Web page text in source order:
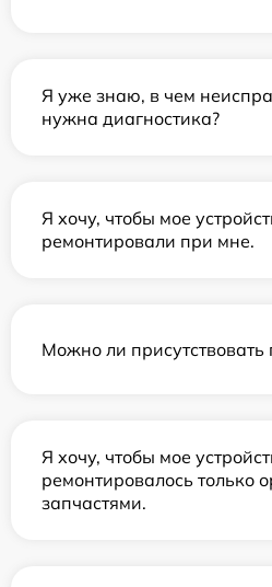
Я уже знаю, в чем
нужна диагностика?
Я хочу, чтобы мое
ремонтировали при мне.
Можно ли присутствовать
Я хочу, чтобы мое
ремонтировалось только
запчастями.